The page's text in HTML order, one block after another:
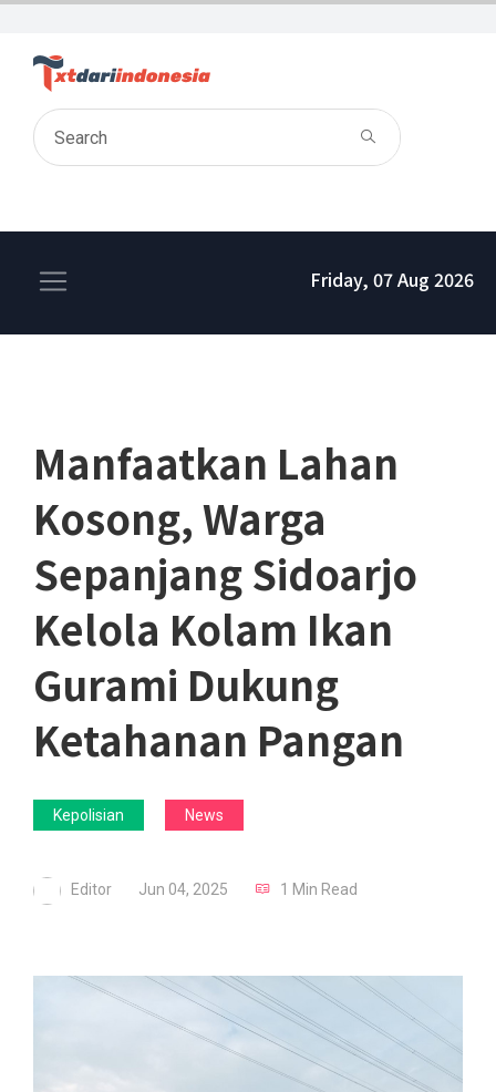
Friday, 07 Aug 2026
Manfaatkan Lahan
Kosong, Warga
Sepanjang Sidoarjo
Kelola Kolam Ikan
Gurami Dukung
Ketahanan Pangan
Kepolisian News
Editor Jun 04, 2025 1 Min Read